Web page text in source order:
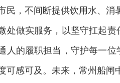
民，不间断提供饮用水、消
处做实服务，以坚守扛起
人的履职担当，守护每一
可感可及。未来，常州船闸
2026年中国